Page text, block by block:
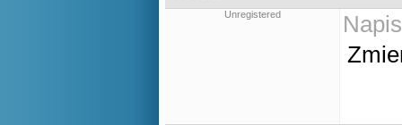
Unregistered